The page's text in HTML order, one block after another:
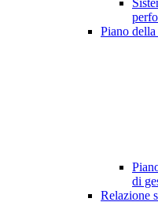
Piano
di
Relazione